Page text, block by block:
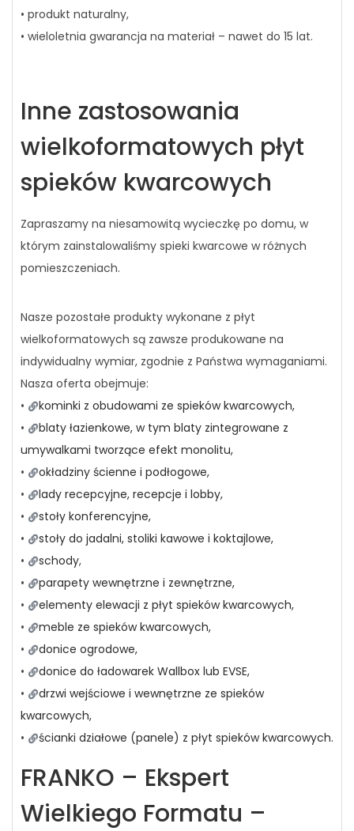
• produkt naturalny,
• wieloletnia gwarancja na materiał – nawet do 15 lat.
Inne zastosowania
wielkoformatowych płyt
spieków kwarcowych
Zapraszamy na niesamowitą wycieczkę po domu, w
którym zainstalowaliśmy spieki kwarcowe w różnych
pomieszczeniach.
Nasze pozostałe produkty wykonane z płyt
wielkoformatowych są zawsze produkowane na
indywidualny wymiar, zgodnie z Państwa wymaganiami.
Nasza oferta obejmuje:
•
kominki z obudowami ze spieków kwarcowych,
•
blaty łazienkowe, w tym blaty zintegrowane z
umywalkami tworzące efekt monolitu,
•
okładziny ścienne i podłogowe,
•
lady recepcyjne, recepcje i lobby,
•
stoły konferencyjne,
•
stoły do jadalni, stoliki kawowe i koktajlowe,
•
schody,
•
parapety wewnętrzne i zewnętrzne,
•
elementy elewacji z płyt spieków kwarcowych,
•
meble ze spieków kwarcowych,
•
donice ogrodowe,
•
donice do ładowarek Wallbox lub EVSE,
•
drzwi wejściowe i wewnętrzne ze spieków
kwarcowych,
•
ścianki działowe (panele) z płyt spieków kwarcowych.
FRANKO – Ekspert
Wielkiego Formatu –